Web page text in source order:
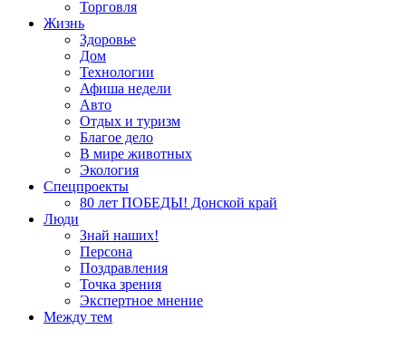
Торговля
Жизнь
Здоровье
Дом
Технологии
Афиша недели
Авто
Отдых и туризм
Благое дело
В мире животных
Экология
Спецпроекты
80 лет ПОБЕДЫ! Донской край
Люди
Знай наших!
Персона
Поздравления
Точка зрения
Экспертное мнение
Между тем